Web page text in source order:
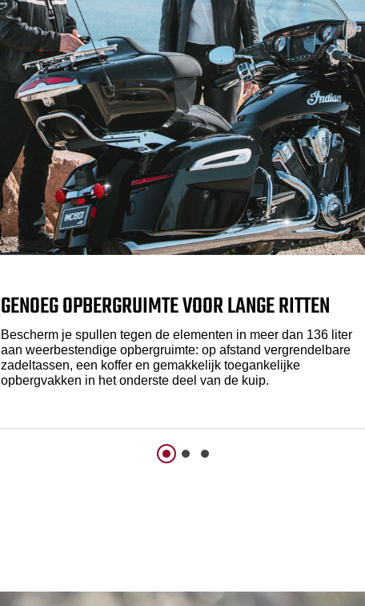
GENOEG OPBERGRUIMTE VOOR LANGE RITTEN
Bescherm je spullen tegen de elementen in meer dan 136 liter
aan weerbestendige opbergruimte: op afstand vergrendelbare
zadeltassen, een koffer en gemakkelijk toegankelijke
opbergvakken in het onderste deel van de kuip.